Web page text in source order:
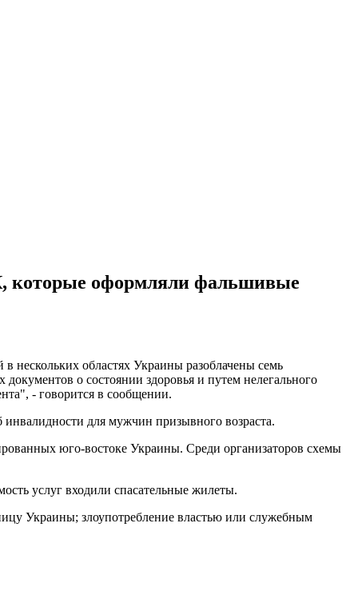
которые оформляли фальшивые
нескольких областях Украины разоблачены семь
о состоянии здоровья и путем нелегального
- говорится в сообщении.
для мужчин призывного возраста.
юго-востоке Украины. Среди организаторов схемы
услуг входили спасательные жилеты.
Украины; злоупотребление властью или служебным